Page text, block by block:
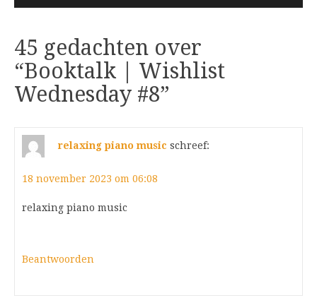
45 gedachten over
“Booktalk | Wishlist
Wednesday #8”
relaxing piano music schreef:
18 november 2023 om 06:08
relaxing piano music
Beantwoorden